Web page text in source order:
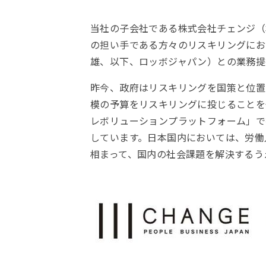
当社の子会社である株式会社チェンジ
の担い手である方々のリスキリングに
雄、以下、ロッボジャパン）との業務
昨今、政府はリスキリングを国策と位
模の予算をリスキリングに投じること
レボリューションプラットフォーム」
しています。日本国内においては、労
相まって、国内の社会課題を解決する